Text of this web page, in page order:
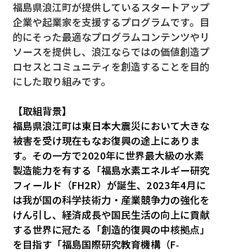
福島県浪江町が提供しているスタートアップ
企業や起業家を支援するプログラムです。目
的にそった最適なプログラムコンテンツやリ
ソースを提供し、浪江ならではの価値創造プ
ロセスとコミュニティを創造することを目的
にした取り組みです。
【取組背景】
福島県浪江町は東日本大震災において大きな
被害を受け現在もなお復興の途上にありま
す。その一方で2020年に世界最大級の水素
製造能力を有する「福島水素エネルギー研究
フィールド（FH2R）が誕生、2023年4月に
は我が国の科学技術力・産業競争力の強化を
けん引し、経済成長や国民生活の向上に貢献
する世界に冠たる「創造的復興の中核拠点」
を目指す「福島国際研究教育機構（F-